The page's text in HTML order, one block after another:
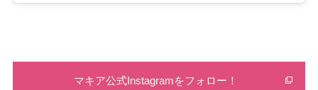
マキア公式Instagramをフォロー！